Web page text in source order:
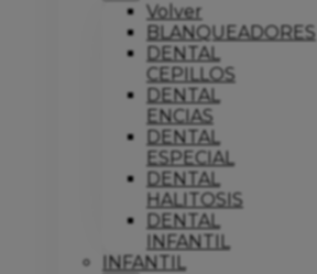
Volver
BLANQUEADORES
DENTAL
CEPILLOS
DENTAL
ENCIAS
DENTAL
ESPECIAL
DENTAL
HALITOSIS
DENTAL
INFANTIL
INFANTIL